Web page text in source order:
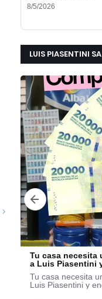
8/5/2026
LUIS PIASENTINI SA